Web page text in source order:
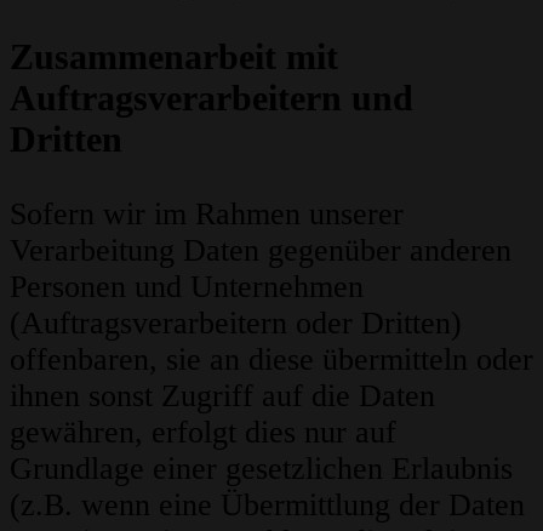
Zusammenarbeit mit
Auftragsverarbeitern und
Dritten
Sofern wir im Rahmen unserer
Verarbeitung Daten gegenüber anderen
Personen und Unternehmen
(Auftragsverarbeitern oder Dritten)
offenbaren, sie an diese übermitteln oder
ihnen sonst Zugriff auf die Daten
gewähren, erfolgt dies nur auf
Grundlage einer gesetzlichen Erlaubnis
(z.B. wenn eine Übermittlung der Daten